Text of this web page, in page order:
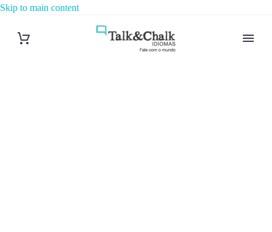
Skip to main content